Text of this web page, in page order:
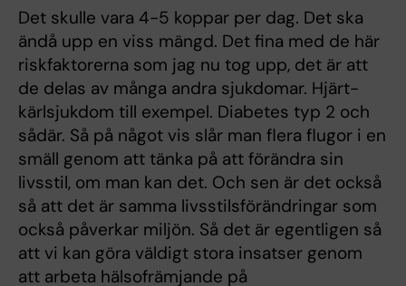
Det skulle vara 4-5 koppar per dag. Det ska
ändå upp en viss mängd. Det fina med de här
riskfaktorerna som jag nu tog upp, det är att
de delas av många andra sjukdomar. Hjärt-
kärlsjukdom till exempel. Diabetes typ 2 och
sådär. Så på något vis slår man flera flugor i en
smäll genom att tänka på att förändra sin
livsstil, om man kan det. Och sen är det också
så att det är samma livsstilsförändringar som
också påverkar miljön. Så det är egentligen så
att vi kan göra väldigt stora insatser genom
att arbeta hälsofrämjande på